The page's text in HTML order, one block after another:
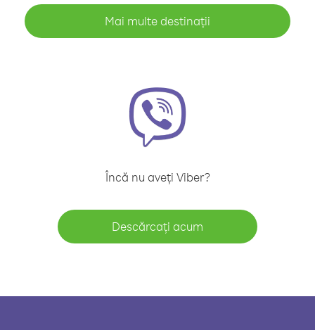
Mai multe destinații
Încă nu aveți Viber?
Descărcați acum